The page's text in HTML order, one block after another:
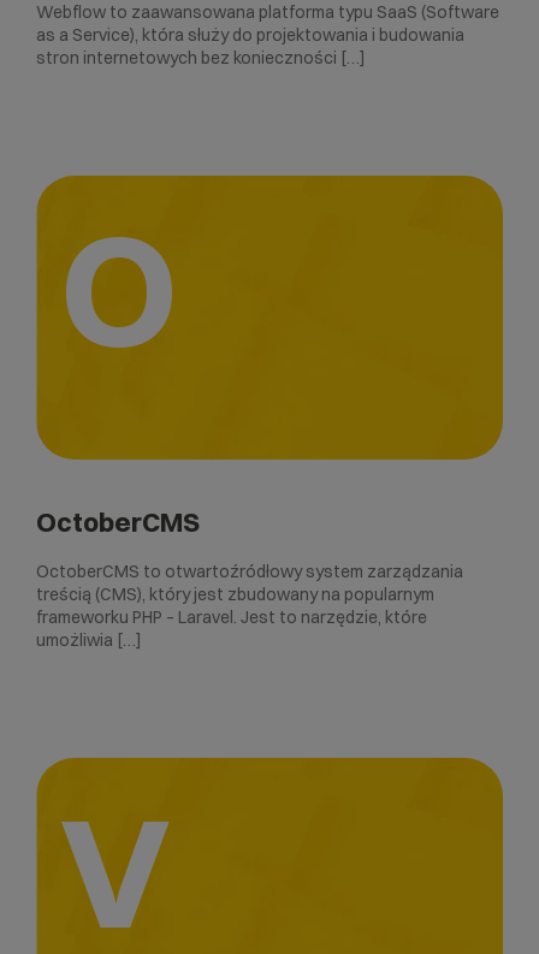
Webflow to zaawansowana platforma typu SaaS (Software
as a Service), która służy do projektowania i budowania
stron internetowych bez konieczności […]
O
OctoberCMS
OctoberCMS to otwartoźródłowy system zarządzania
treścią (CMS), który jest zbudowany na popularnym
frameworku PHP – Laravel. Jest to narzędzie, które
umożliwia […]
V